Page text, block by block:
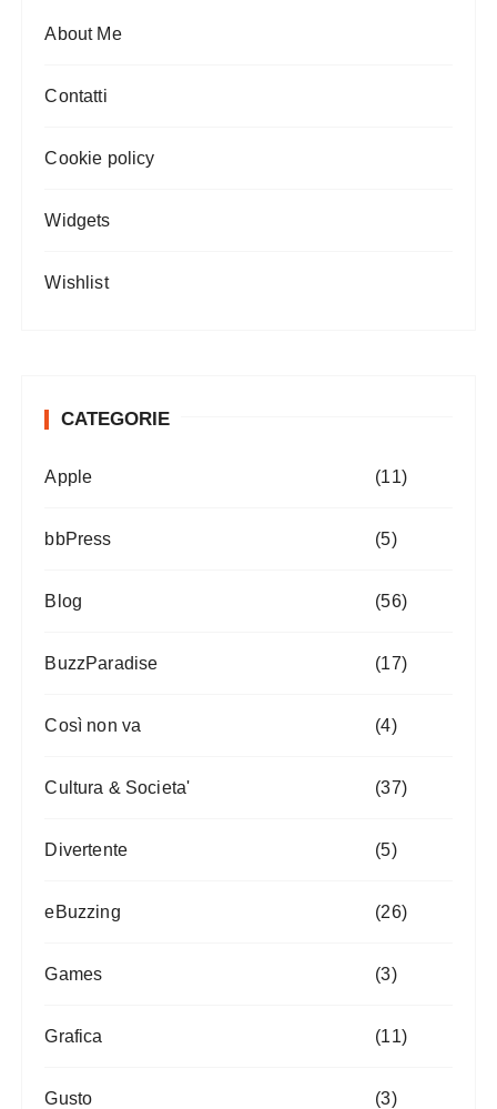
About Me
Contatti
Cookie policy
Widgets
Wishlist
CATEGORIE
Apple (11)
bbPress (5)
Blog (56)
BuzzParadise (17)
Così non va (4)
Cultura & Societa' (37)
Divertente (5)
eBuzzing (26)
Games (3)
Grafica (11)
Gusto (3)